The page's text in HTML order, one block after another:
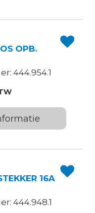
OPB.
444.954.1
16A
444.948.1